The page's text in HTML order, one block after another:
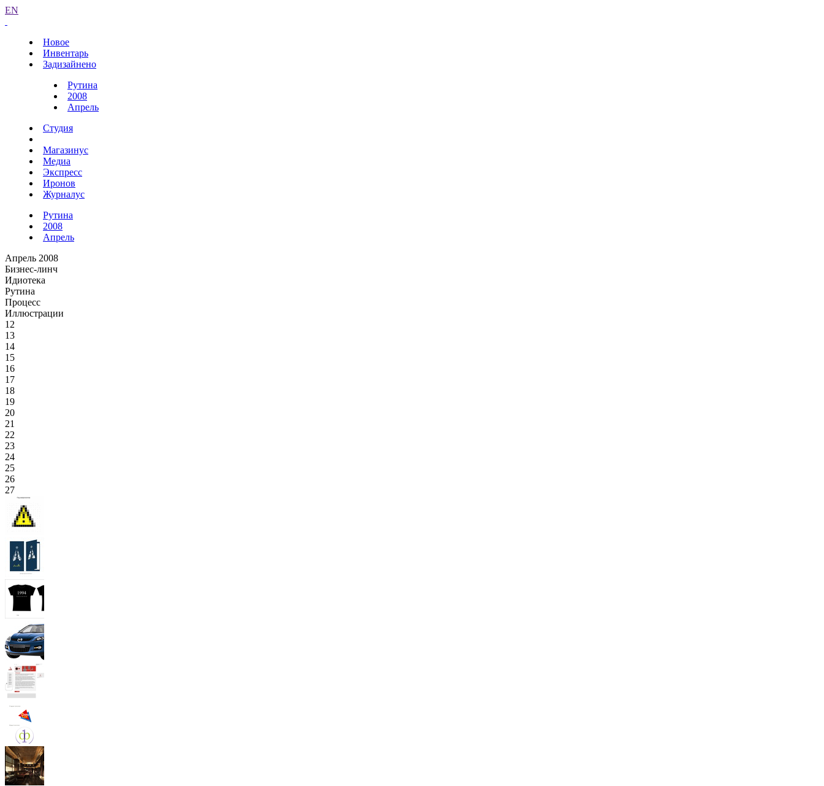
EN
Новое
Инвентарь
Задизайнено
Рутина
2008
Апрель
Студия
Магазинус
Медиа
Экспресс
Иронов
Журналус
Рутина
2008
Апрель
Апрель 2008
Бизнес-линч
Идиотека
Рутина
Процесс
Иллюстрации
12
13
14
15
16
17
18
19
20
21
22
23
24
25
26
27